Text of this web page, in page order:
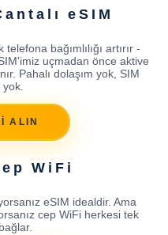
eSIM
bağımlılığı artırır -
uçmadan önce aktive
Pahalı dolaşım yok, SIM
ALIN
WiFi
eSIM idealdir. Ama
cep WiFi herkesi tek